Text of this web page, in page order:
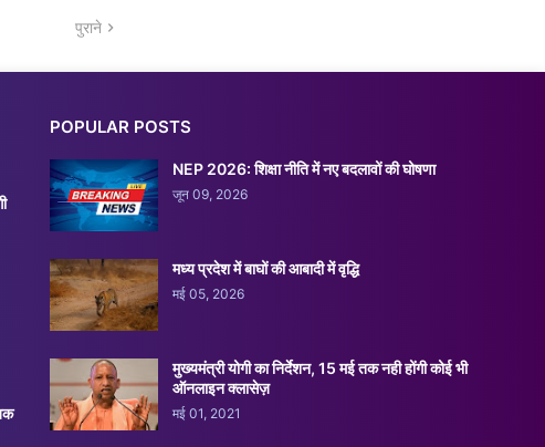
पुराने
POPULAR POSTS
NEP 2026: शिक्षा नीति में नए बदलावों की घोषणा
जून 09, 2026
मध्य प्रदेश में बाघों की आबादी में वृद्धि
मई 05, 2026
मुख्यमंत्री योगी का निर्देशन, 15 मई तक नही होंगी कोई भी
ऑनलाइन क्लासेज़
मई 01, 2021